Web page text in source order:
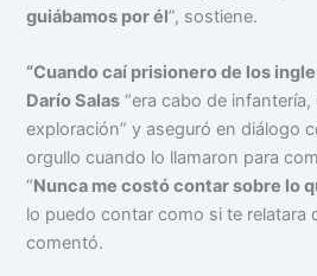
guiábamos por él”, sostiene.
“Cuando caí prisionero de los
Darío Salas “era cabo de
exploración” y aseguró en diálogo
orgullo cuando lo llamaron para
“Nunca me costó contar sobre lo
lo puedo contar como si te relatara
comentó.